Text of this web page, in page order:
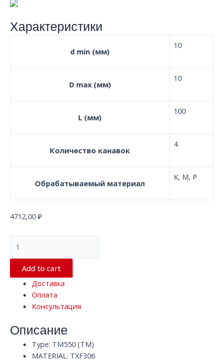
Характеристики
d min (мм)
10
D max (мм)
10
L (мм)
100
Количество канавок
4
Обрабатываемый материал
K, M, P
4712,00 ₽
концевая
фреза
с
канавками
TM550
HRC55
Add to cart
Доставка
Оплата
Консультация
Описание
Type: TM550 (TM)
MATERIAL: TXF306